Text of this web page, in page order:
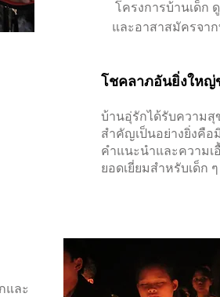
โครงการบ้านเด็ก
และอาสาสมัครจา
บ้านอุ่รักได้รับความสุ
สำคัญเป็นอย่างยิ่งคือ
คำแนะนำและความเ
ยอดเยี่ยมสำหรับเด็ก
โชคลาภอันยิ่งใหญ่
และ